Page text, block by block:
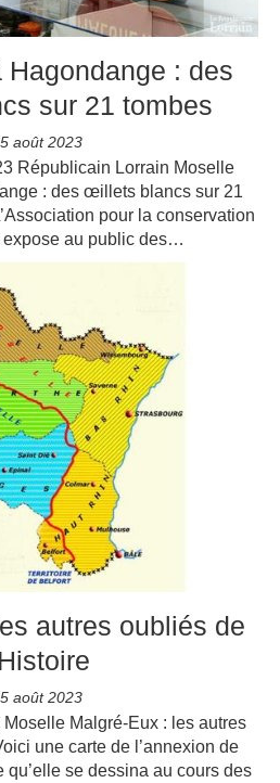
: des
sur 21 tombes
août 2023
Républicain Lorrain Moselle
: des œillets blancs sur 21
pour la conservation
expose au public des…
autres oubliés de
août 2023
Malgré-Eux : les autres
une carte de l’annexion de
qu’elle se dessina au cours des